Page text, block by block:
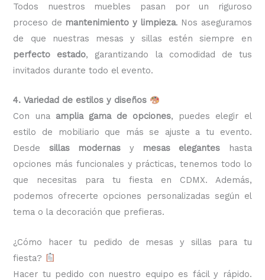
Todos nuestros muebles pasan por un riguroso
proceso de mantenimiento y limpieza. Nos aseguramos
de que nuestras mesas y sillas estén siempre en
perfecto estado, garantizando la comodidad de tus
invitados durante todo el evento.
4. Variedad de estilos y diseños
Con una amplia gama de opciones, puedes elegir el
estilo de mobiliario que más se ajuste a tu evento.
Desde sillas modernas y mesas elegantes hasta
opciones más funcionales y prácticas, tenemos todo lo
que necesitas para tu fiesta en CDMX. Además,
podemos ofrecerte opciones personalizadas según el
tema o la decoración que prefieras.
¿Cómo hacer tu pedido de mesas y sillas para tu
fiesta?
Hacer tu pedido con nuestro equipo es fácil y rápido.